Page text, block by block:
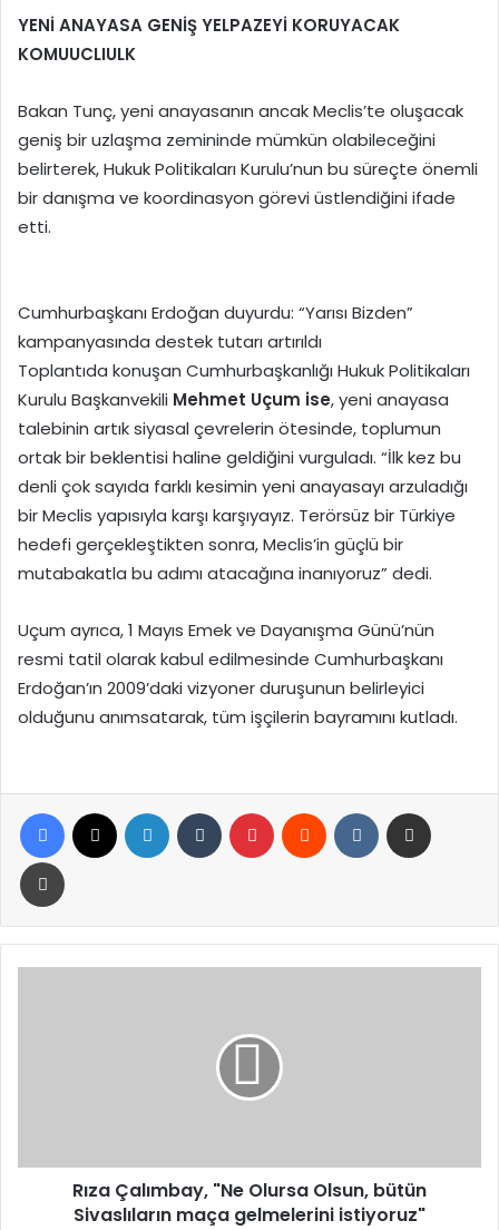
YENİ ANAYASA GENİŞ YELPAZEYİ KORUYACAK
KOMUUCLIULK
Bakan Tunç, yeni anayasanın ancak Meclis’te oluşacak
geniş bir uzlaşma zemininde mümkün olabileceğini
belirterek, Hukuk Politikaları Kurulu’nun bu süreçte önemli
bir danışma ve koordinasyon görevi üstlendiğini ifade
etti.
Cumhurbaşkanı Erdoğan duyurdu: “Yarısı Bizden”
kampanyasında destek tutarı artırıldı
Toplantıda konuşan Cumhurbaşkanlığı Hukuk Politikaları
Kurulu Başkanvekili Mehmet Uçum ise, yeni anayasa
talebinin artık siyasal çevrelerin ötesinde, toplumun
ortak bir beklentisi haline geldiğini vurguladı. “İlk kez bu
denli çok sayıda farklı kesimin yeni anayasayı arzuladığı
bir Meclis yapısıyla karşı karşıyayız. Terörsüz bir Türkiye
hedefi gerçekleştikten sonra, Meclis’in güçlü bir
mutabakatla bu adımı atacağına inanıyoruz” dedi.
Uçum ayrıca, 1 Mayıs Emek ve Dayanışma Günü’nün
resmi tatil olarak kabul edilmesinde Cumhurbaşkanı
Erdoğan’ın 2009’daki vizyoner duruşunun belirleyici
olduğunu anımsatarak, tüm işçilerin bayramını kutladı.
Facebook LinkedIn Tumblr Pinterest Reddit VKontakte
Yazdır
gelmelerini
istiyoruz"Rıza Çalımbay, "Ne Olursa Olsun, bütün
Sivaslıların maça gelmelerini istiyoruz"